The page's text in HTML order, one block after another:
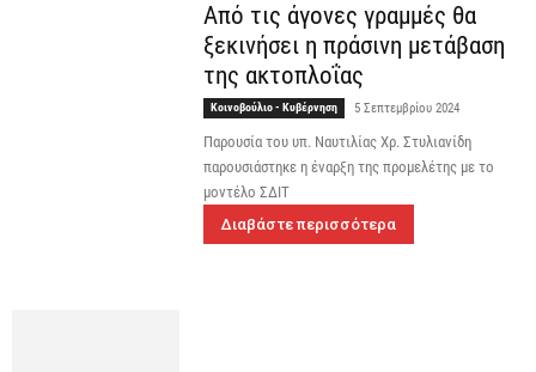
Από τις άγονες γραμμές θα
ξεκινήσει η πράσινη μετάβαση
της ακτοπλοΐας
Κοινοβούλιο - Κυβέρνηση 5 Σεπτεμβρίου 2024
Παρουσία του υπ. Ναυτιλίας Χρ. Στυλιανίδη
παρουσιάστηκε η έναρξη της προμελέτης με το
μοντέλο ΣΔΙΤ
Διαβάστε περισσότερα